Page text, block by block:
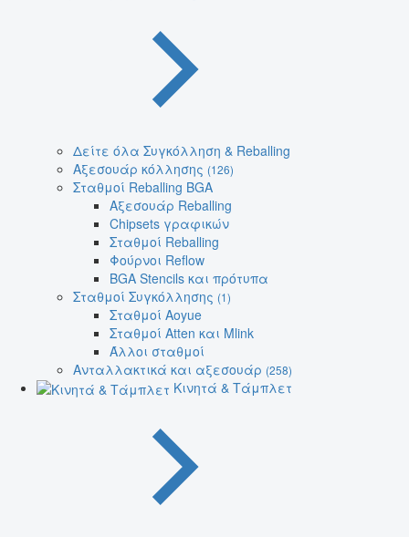
Δείτε όλα Συγκόλληση & Reballing
Αξεσουάρ κόλλησης (126)
Σταθμοί Reballing BGA
Αξεσουάρ Reballing
Chipsets γραφικών
Σταθμοί Reballing
Φούρνοι Reflow
BGA Stencils και πρότυπα
Σταθμοί Συγκόλλησης (1)
Σταθμοί Aoyue
Σταθμοί Atten και Mlink
Άλλοι σταθμοί
Ανταλλακτικά και αξεσουάρ (258)
Κινητά & Τάμπλετ